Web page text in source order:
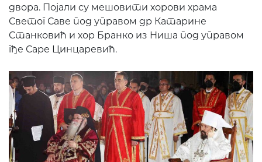
двора. Појали су мешовити хорови храма
Светог Саве под управом др Катарине
Станковић и хор Бранко из Ниша под управом
гђе Саре Цинцаревић.